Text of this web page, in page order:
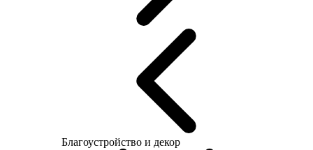
Благоустройство и декор